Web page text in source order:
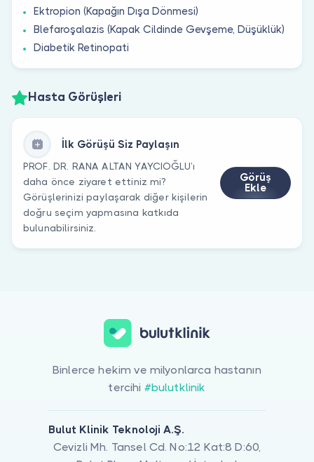
Ektropion (Kapağın Dışa Dönmesi)
Blefaroşalazis (Kapak Cildinde Gevşeme, Düşüklük)
Diabetik Retinopati
Hasta Görüşleri
İlk Görüşü Siz Paylaşın
PROF. DR. RANA ALTAN YAYCIOĞLU’ı
daha önce ziyaret ettiniz mi?
Görüşlerinizi paylaşarak diğer kişilerin
doğru seçim yapmasına katkıda
bulunabilirsiniz.
Görüş
Ekle
Binlerce hekim ve milyonlarca hastanın
tercihi #bulutklinik
Bulut Klinik Teknoloji A.Ş.
Cevizli Mh. Tansel Cd. No:12 Kat:8 D:60,